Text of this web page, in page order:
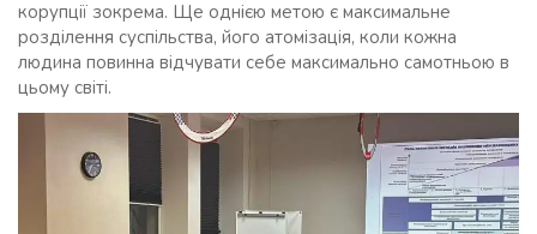
корупції зокрема. Ще однією метою є максимальне
розділення суспільства, його атомізація, коли кожна
людина повинна відчувати себе максимально самотньою в
цьому світі.